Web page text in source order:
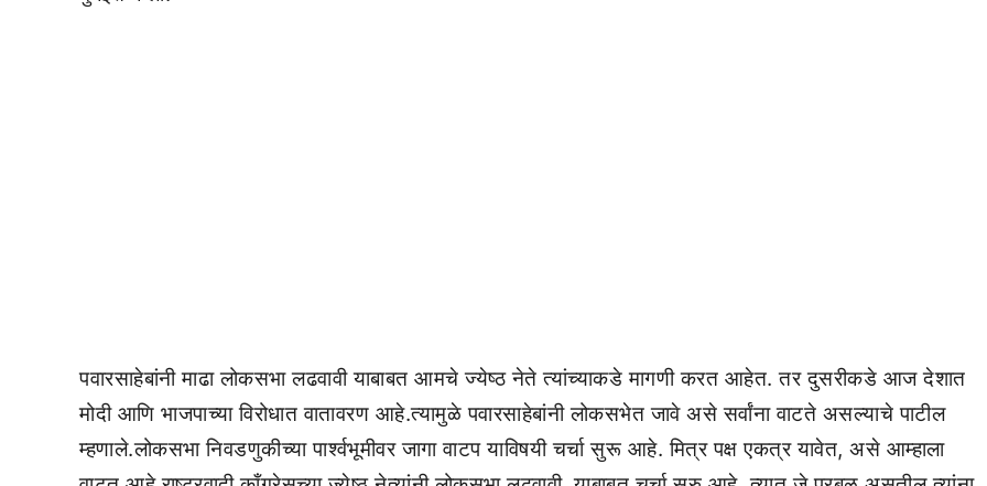
पवारसाहेबांनी माढा लोकसभा लढवावी याबाबत आमचे ज्येष्ठ नेते त्यांच्याकडे मागणी करत आहेत. तर दुसरीकडे आज देशात
मोदी आणि भाजपाच्या विरोधात वातावरण आहे.त्यामुळे पवारसाहेबांनी लोकसभेत जावे असे सर्वांना वाटते असल्याचे पाटील
म्हणाले.लोकसभा निवडणुकीच्या पार्श्वभूमीवर जागा वाटप याविषयी चर्चा सुरू आहे. मित्र पक्ष एकत्र यावेत, असे आम्हाला